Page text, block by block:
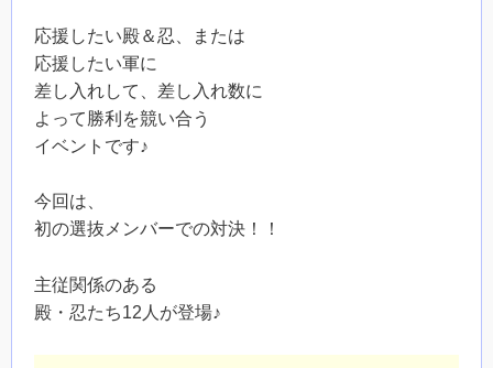
応援したい殿＆忍、または
応援したい軍に
差し入れして、差し入れ数に
よって勝利を競い合う
イベントです♪
今回は、
初の選抜メンバーでの対決！！
主従関係のある
殿・忍たち12人が登場♪